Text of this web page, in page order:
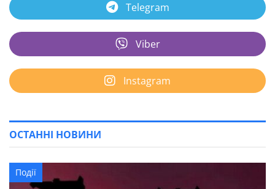
Telegram
Viber
Instagram
ОСТАННІ НОВИНИ
Події